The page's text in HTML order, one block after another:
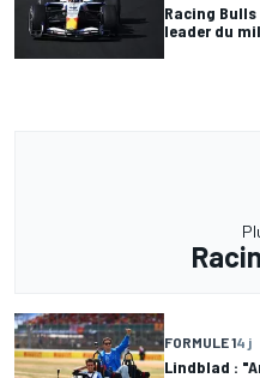
Racing
leader du
FORMULE 14 j
Lindblad :